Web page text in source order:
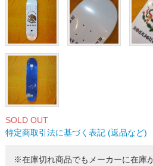
SOLD OUT
特定商取引法に基づく表記 (返品など)
※在庫切れ商品でもメーカーに在庫